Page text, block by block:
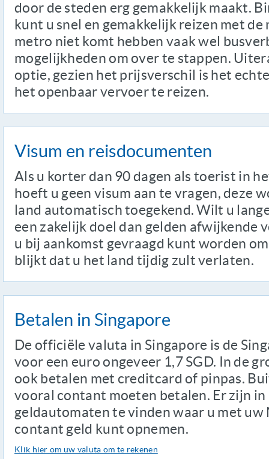
door de steden erg gemakkelijk maakt.
kunt u snel en gemakkelijk reizen met de
metro niet komt hebben vaak wel
mogelijkheden om over te stappen.
optie, gezien het prijsverschil is het
het openbaar vervoer te reizen.
Visum en reisdocumenten
Als u korter dan 90 dagen als toerist in
hoeft u geen visum aan te vragen, deze
land automatisch toegekend. Wilt u
een zakelijk doel dan gelden afwijkende
u bij aankomst gevraagd kunt worden
blijkt dat u het land tijdig zult verlaten.
Betalen in Singapore
De officiële valuta in Singapore is de
voor een euro ongeveer 1,7 SGD. In de
ook betalen met creditcard of pinpas.
vooral contant moeten betalen. Er zijn
geldautomaten te vinden waar u met uw
contant geld kunt opnemen.
Klik hier om uw valuta om te rekenen